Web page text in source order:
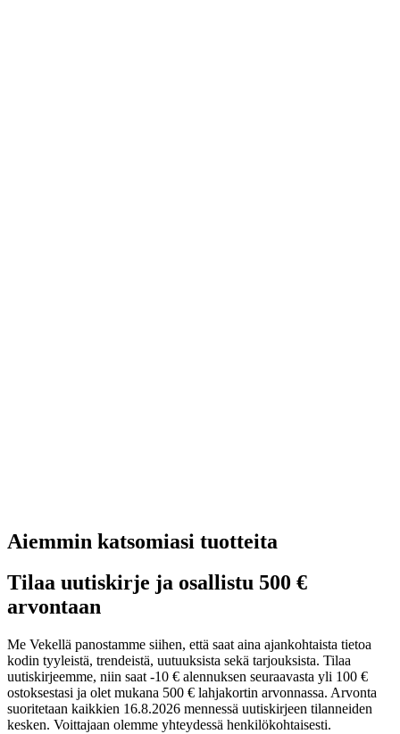
Aiemmin katsomiasi tuotteita
Tilaa uutiskirje ja osallistu 500 €
arvontaan
Me Vekellä panostamme siihen, että saat aina ajankohtaista tietoa
kodin tyyleistä, trendeistä, uutuuksista sekä tarjouksista. Tilaa
uutiskirjeemme, niin saat -10 € alennuksen seuraavasta yli 100 €
ostoksestasi ja olet mukana 500 € lahjakortin arvonnassa. Arvonta
suoritetaan kaikkien 16.8.2026 mennessä uutiskirjeen tilanneiden
kesken. Voittajaan olemme yhteydessä henkilökohtaisesti.